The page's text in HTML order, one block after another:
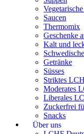
Saucen
Thermomix
Geschenke
Kalt und
Getränke
Süsses
Striktes
Moderates
Liberales
Zuckerfrei
Snacks
Über uns